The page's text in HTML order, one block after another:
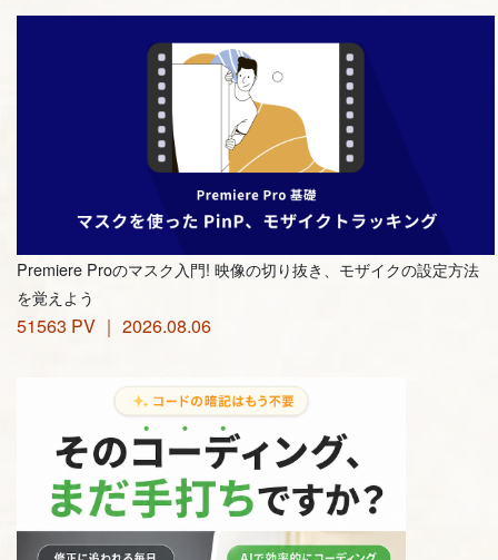
Premiere Proのマスク入門! 映像の切り抜き、モザイクの設定方法
を覚えよう
51563 PV ｜ 2026.08.06